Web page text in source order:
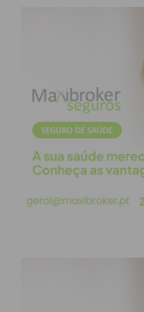
pode ser muito
pessoal, mas ainda
uma profissão”. “Mas
e encenador há 35
ganhei a minha vida”,
Para Fernando
“olhe para o lado
diferença, é um
dificilmente se
“mais apoio e mais
olhar o outro”,